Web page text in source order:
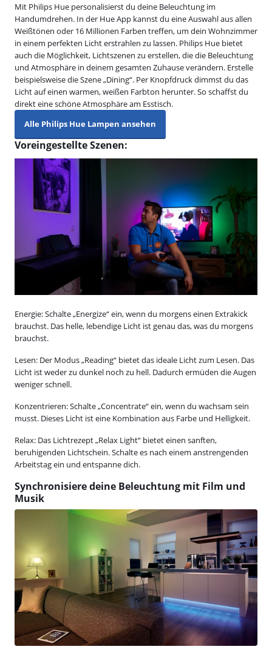
Mit Philips Hue personalisierst du deine Beleuchtung im
Handumdrehen. In der Hue App kannst du eine Auswahl aus allen
Weißtönen oder 16 Millionen Farben treffen, um dein Wohnzimmer
in einem perfekten Licht erstrahlen zu lassen. Philips Hue bietet
auch die Möglichkeit, Lichtszenen zu erstellen, die die Beleuchtung
und Atmosphäre in deinem gesamten Zuhause verändern. Erstelle
beispielsweise die Szene „Dining“. Per Knopfdruck dimmst du das
Licht auf einen warmen, weißen Farbton herunter. So schaffst du
direkt eine schöne Atmosphäre am Esstisch.
Alle Philips Hue Lampen ansehen
Voreingestellte Szenen:
Energie: Schalte „Energize“ ein, wenn du morgens einen Extrakick
brauchst. Das helle, lebendige Licht ist genau das, was du morgens
brauchst.
Lesen: Der Modus „Reading“ bietet das ideale Licht zum Lesen. Das
Licht ist weder zu dunkel noch zu hell. Dadurch ermüden die Augen
weniger schnell.
Konzentrieren: Schalte „Concentrate“ ein, wenn du wachsam sein
musst. Dieses Licht ist eine Kombination aus Farbe und Helligkeit.
Relax: Das Lichtrezept „Relax Light“ bietet einen sanften,
beruhigenden Lichtschein. Schalte es nach einem anstrengenden
Arbeitstag ein und entspanne dich.
Synchronisiere deine Beleuchtung mit Film und
Musik